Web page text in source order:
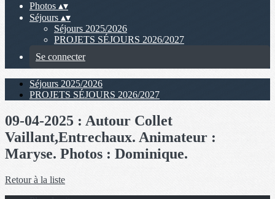
Photos ▴▾
Séjours ▴▾
Séjours 2025/2026
PROJETS SÉJOURS 2026/2027
Se connecter
Séjours 2025/2026
PROJETS SÉJOURS 2026/2027
09-04-2025 : Autour Collet
Vaillant,Entrechaux. Animateur :
Maryse. Photos : Dominique.
Retour à la liste